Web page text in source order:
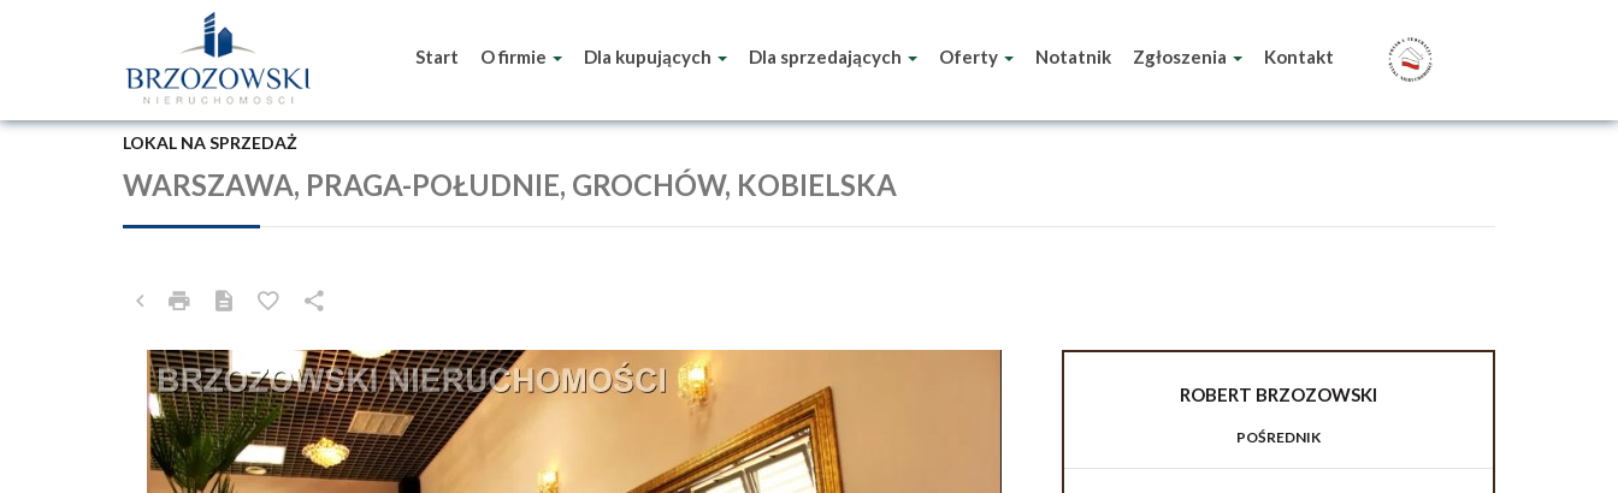
Start O firmie Dla kupujących Dla sprzedających Oferty Notatnik Zgłoszenia Kontakt
WARSZAWA, PRAGA-POŁUDNIE, GROCHÓW, KOBIELSKA
LOKAL NA SPRZEDAŻ
ROBERT BRZOZOWSKI
POŚREDNIK